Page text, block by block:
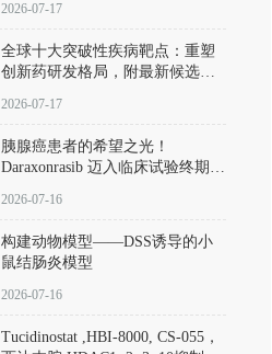
应用指南
2026-07-17
全球十大突破性疾病靶点：重塑
创新药研发格局，附最新候选分
2026-07-17
胰腺癌患者的希望之光！
Daraxonrasib 迈入临床试验终期阶
2026-07-16
构建动物模型——DSS诱导的小
鼠结肠炎模型
2026-07-16
Tucidinostat ,HBI-8000, CS-055，